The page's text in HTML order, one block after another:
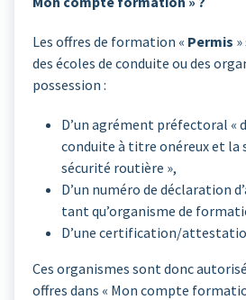
Les offres de formation « Permis
des écoles de conduite ou des
possession :
D’un agrément préfectoral «
conduite à titre onéreux et la
sécurité routière »,
D’un numéro de déclaration
tant qu’organisme de
D’une certification/
Ces organismes sont donc
offres dans « Mon compte